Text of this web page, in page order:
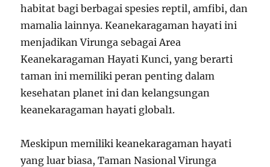
habitat bagi berbagai spesies reptil, amfibi, dan
mamalia lainnya. Keanekaragaman hayati ini
menjadikan Virunga sebagai Area
Keanekaragaman Hayati Kunci, yang berarti
taman ini memiliki peran penting dalam
kesehatan planet ini dan kelangsungan
keanekaragaman hayati global1.
Meskipun memiliki keanekaragaman hayati
yang luar biasa, Taman Nasional Virunga